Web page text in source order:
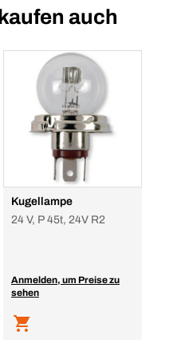
auch
Kugellampe
24 V, P 45t, 24V R2
Anmelden, um Preise zu
sehen